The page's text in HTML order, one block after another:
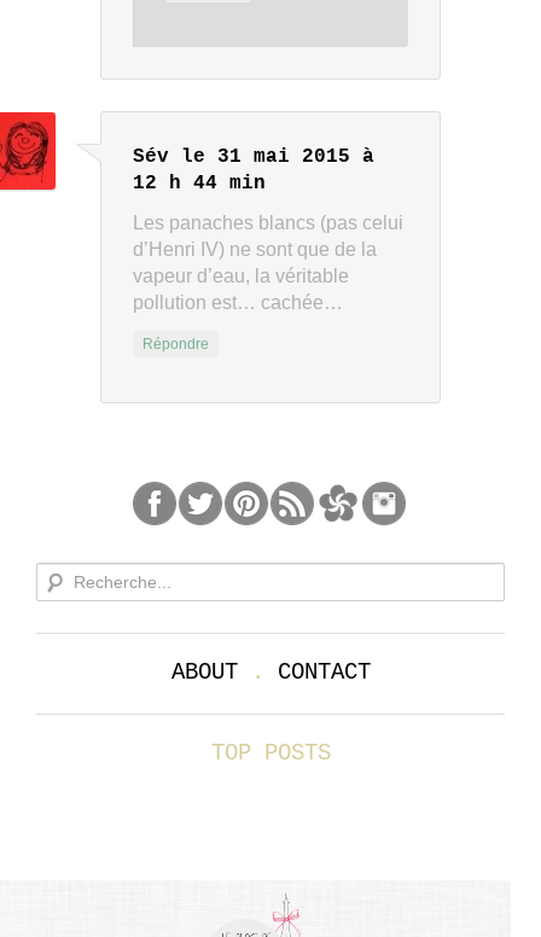
Sév
le 31 mai 2015 à
12 h 44 min
Les panaches blancs (pas celui
d’Henri IV) ne sont que de la
vapeur d’eau, la véritable
pollution est… cachée…
Répondre
ABOUT. CONTACT
TOP POSTS